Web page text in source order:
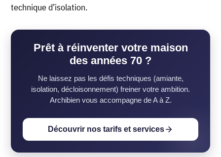
technique d’isolation.
Prêt à réinventer votre maison
des années 70 ?
Ne laissez pas les défis techniques (amiante,
isolation, décloisonnement) freiner votre ambition.
Archibien vous accompagne de A à Z.
Découvrir nos tarifs et services